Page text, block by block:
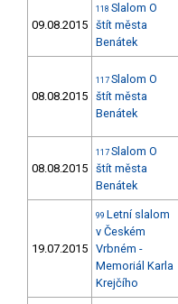
09.08.2015
118 Slalom O
štít města
Benátek
08.08.2015
117 Slalom O
štít města
Benátek
08.08.2015
117 Slalom O
štít města
Benátek
19.07.2015
99 Letní slalom
v Českém
Vrbném -
Memoriál Karla
Krejčího